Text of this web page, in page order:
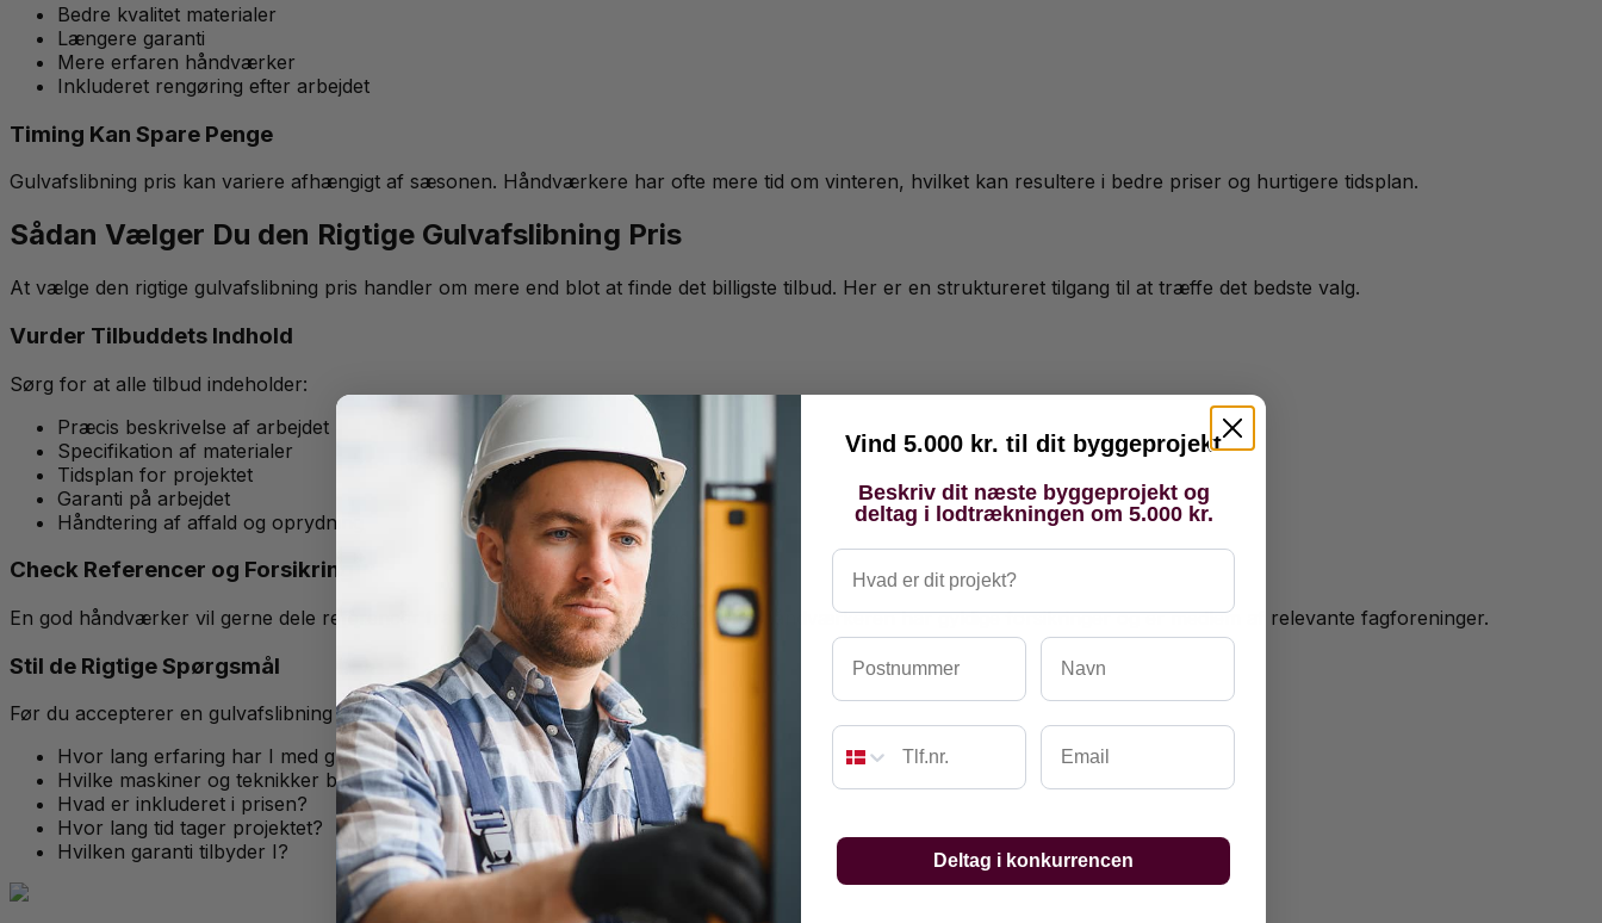
Bedre kvalitet materialer
Længere garanti
Mere erfaren håndværker
Inkluderet rengøring efter arbejdet
Timing Kan Spare Penge
Gulvafslibning pris kan variere afhængigt af sæsonen. Håndværkere har ofte mere tid om vinteren, hvilket kan resultere i bedre priser og hurtigere tidsplan.
Sådan Vælger Du den Rigtige Gulvafslibning Pris
At vælge den rigtige gulvafslibning pris handler om mere end blot at finde det billigste tilbud. Her er en struktureret tilgang til at træffe det bedste valg.
Vurder Tilbuddets Indhold
Sørg for at alle tilbud indeholder:
Præcis beskrivelse af arbejdet
Specifikation af materialer
Tidsplan for projektet
Garanti på arbejdet
Håndtering af affald og oprydning
Check Referencer og Forsikring
En god håndværker vil gerne dele referencer fra tidligere kunder. Sørg også for at håndværkeren har gyldige forsikringer og er medlem af relevante fagforeninger.
Stil de Rigtige Spørgsmål
Før du accepterer en gulvafslibning pris, stil følgende spørgsmål:
Hvor lang erfaring har I med gulvafslibning?
Hvilke maskiner og teknikker bruger I?
Hvad er inkluderet i prisen?
Hvor lang tid tager projektet?
Hvilken garanti tilbyder I?
Vind 5.000 kr. til dit byggeprojekt
Beskriv dit næste byggeprojekt og
deltag i lodtrækningen om 5.000 kr.
Hvad er dit projekt?
Postnummer Navn
Email
Deltag i konkurrencen